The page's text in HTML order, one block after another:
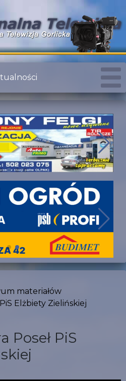
materiałów
Elżbiety Zielińskiej
Poseł PiS